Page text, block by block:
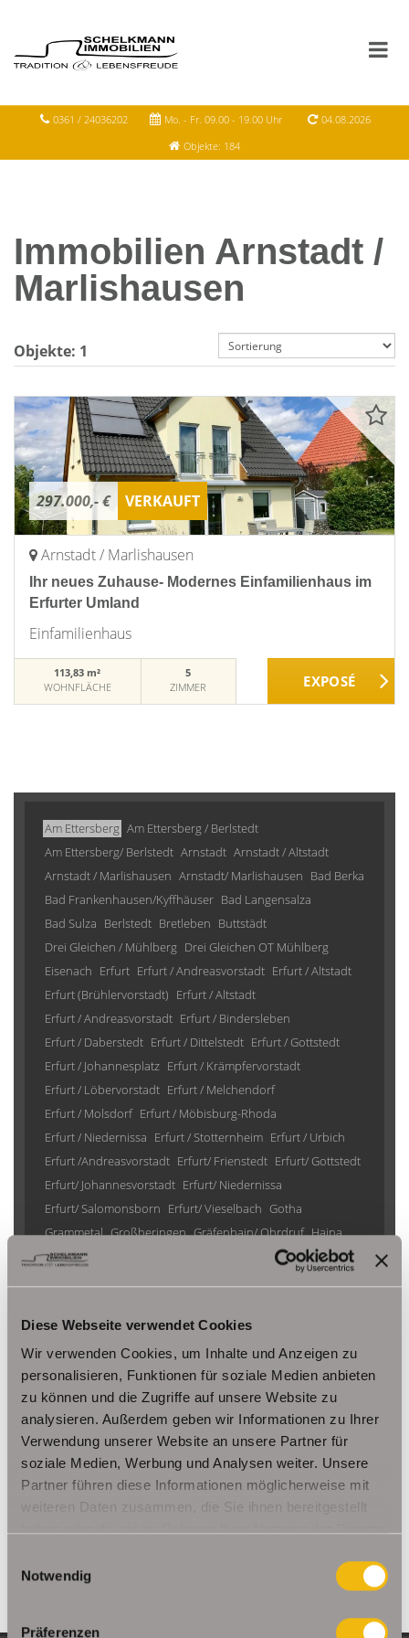
Diese Webseite verwendet Cookies
Wir verwenden Cookies, um Inhalte und Anzeigen zu
personalisieren, Funktionen für soziale Medien anbieten
zu können und die Zugriffe auf unsere Website zu
analysieren. Außerdem geben wir Informationen zu Ihrer
Verwendung unserer Website an unsere Partner für
soziale Medien, Werbung und Analysen weiter. Unsere
Partner führen diese Informationen möglicherweise mit
weiteren Daten zusammen, die Sie ihnen bereitgestellt
Notwendig
Präferenzen
0361 / 24036202 Mo. - Fr. 09.00 - 19.00 Uhr
04.08.2026
Objekte: 184
Immobilien Arnstadt /
Marlishausen
Objekte: 1
297.000,- € VERKAUFT
Arnstadt / Marlishausen
Ihr neues Zuhause- Modernes Einfamilienhaus im
Erfurter Umland
Einfamilienhaus
113,83 m²
WOHNFLÄCHE
5
ZIMMER
Am Ettersberg Am Ettersberg / Berlstedt
Am Ettersberg/ Berlstedt Arnstadt Arnstadt / Altstadt
Arnstadt / Marlishausen Arnstadt/ Marlishausen Bad Berka
Bad Frankenhausen/Kyffhäuser Bad Langensalza
Bad Sulza Berlstedt Bretleben Buttstädt
Drei Gleichen / Mühlberg Drei Gleichen OT Mühlberg
Eisenach Erfurt Erfurt / Andreasvorstadt Erfurt / Altstadt
Erfurt (Brühlervorstadt) Erfurt / Altstadt
Erfurt / Andreasvorstadt Erfurt / Bindersleben
Erfurt / Daberstedt Erfurt / Dittelstedt Erfurt / Gottstedt
Erfurt / Johannesplatz Erfurt / Krämpfervorstadt
Erfurt / Löbervorstadt Erfurt / Melchendorf
Erfurt / Molsdorf Erfurt / Möbisburg-Rhoda
Erfurt / Niedernissa Erfurt / Stotternheim Erfurt / Urbich
Erfurt /Andreasvorstadt Erfurt/ Frienstedt Erfurt/ Gottstedt
Erfurt/ Johannesvorstadt Erfurt/ Niedernissa
Erfurt/ Salomonsborn Erfurt/ Vieselbach Gotha
Grammetal Großheringen Gräfenhain/ Ohrdruf Haina
Herbsleben
Ohrdruf Riethnordhausen Ruhla
Saalfeld/Saale / Remschütz Steinbach-Hallenberg/ Viernau
Tonna / Gräfentonna Udestedt
Unstrut- Hainich /Großengottern
Weimar / Legefeld
Immo Am Ettersberg Haus Am Ettersberg Häuser Am Ettersberg
kaufen Am Ettersberg Immobilie Am Ettersberg Immobilien Am
Ettersberg
Hauskauf Am Ettersberg
Immobilienkauf Am